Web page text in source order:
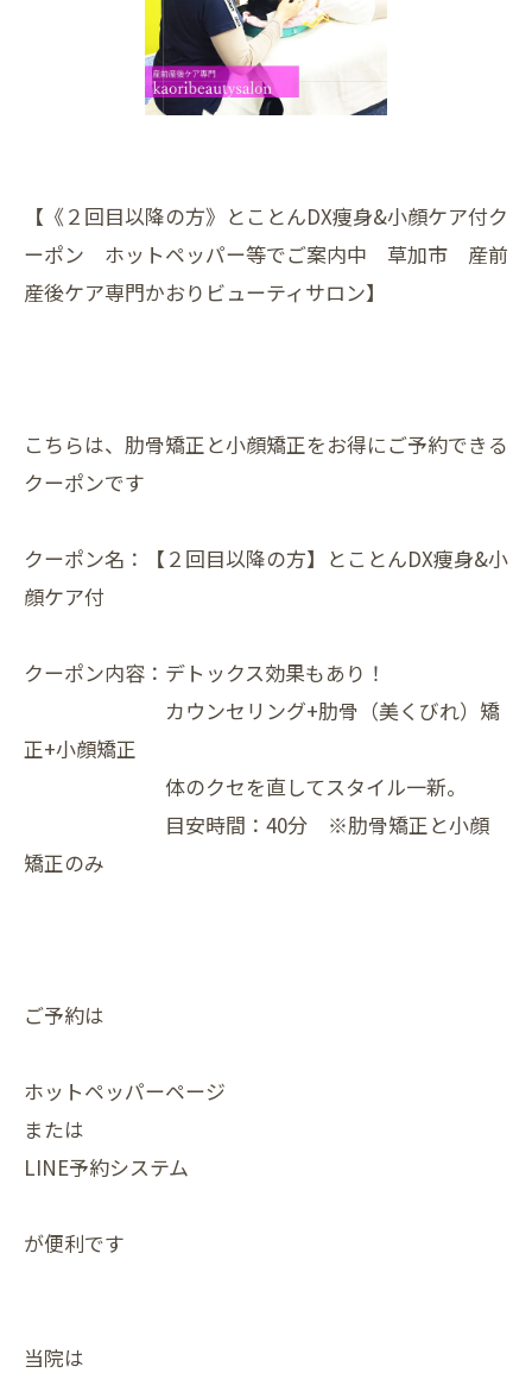
【《２回目以降の方》とことんDX痩身&小顔ケア付ク
ーポン ホットペッパー等でご案内中 草加市 産前
産後ケア専門かおりビューティサロン】
こちらは、肋骨矯正と小顔矯正をお得にご予約できる
クーポンです
クーポン名：【２回目以降の方】とことんDX痩身&小
顔ケア付
クーポン内容：デトックス効果もあり！
カウンセリング+肋骨（美くびれ）矯
正+小顔矯正
体のクセを直してスタイル一新。
目安時間：40分 ※肋骨矯正と小顔
矯正のみ
ご予約は
ホットペッパーページ
または
LINE予約システム
が便利です
当院は